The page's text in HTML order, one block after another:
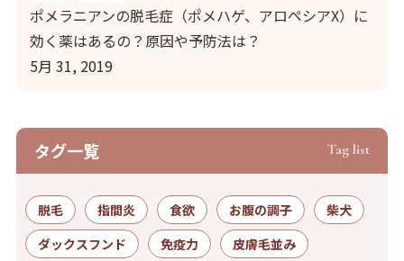
ポメラニアンの脱毛症（ポメハゲ、アロペシアX）に
効く薬はあるの？原因や予防法は？
5月 31, 2019
タグ⼀覧 Tag list
脱毛 指間炎 食欲 お腹の調子
柴犬
ダックスフンド
免疫力
皮膚毛並み